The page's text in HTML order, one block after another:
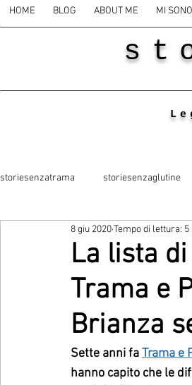
HOME BLOG ABOUT ME MI
storiesenzatrama storiesenzaglutine
La lista
Trama e
Brianza
8 giu 2020Tempo di lettura: 5
Sette anni fa Trama e
hanno capito che le